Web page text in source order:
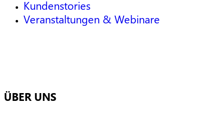
Kundenstories
Veranstaltungen & Webinare
ÜBER UNS